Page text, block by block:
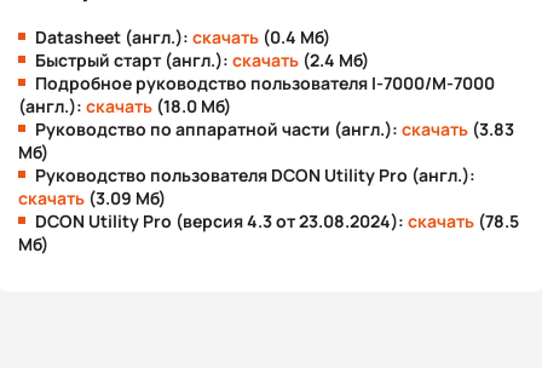
Datasheet (англ.): скачать (0.4 Мб)
Быстрый старт (англ.): скачать (2.4 Мб)
Подробное руководство пользователя I-7000/M-7000
(англ.): скачать (18.0 Мб)
Руководство по аппаратной части (англ.): скачать (3.83
Мб)
Руководство пользователя DCON Utility Pro (англ.):
скачать (3.09 Мб)
DCON Utility Pro (версия 4.3 от 23.08.2024): скачать (78.5
Мб)